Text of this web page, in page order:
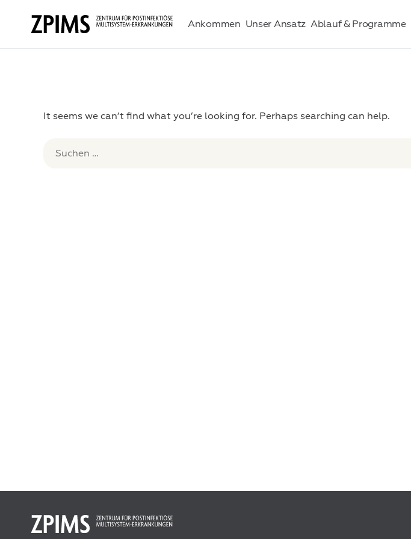
Ankommen Unser Ansatz Ablauf & Programme
It seems we can’t find what you’re looking for. Perhaps searching can help.